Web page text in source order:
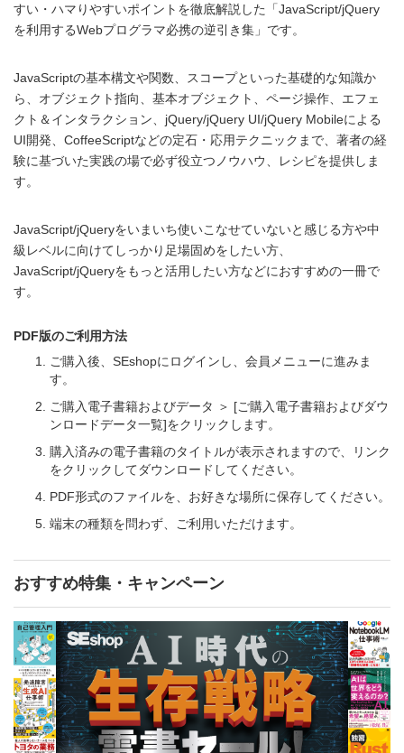
すい・ハマりやすいポイントを徹底解説した「JavaScript/jQuery
を利用するWebプログラマ必携の逆引き集」です。
JavaScriptの基本構文や関数、スコープといった基礎的な知識か
ら、オブジェクト指向、基本オブジェクト、ページ操作、エフェ
クト＆インタラクション、jQuery/jQuery UI/jQuery Mobileによる
UI開発、CoffeeScriptなどの定石・応用テクニックまで、著者の経
験に基づいた実践の場で必ず役立つノウハウ、レシピを提供しま
す。
JavaScript/jQueryをいまいち使いこなせていないと感じる方や中
級レベルに向けてしっかり足場固めをしたい方、
JavaScript/jQueryをもっと活用したい方などにおすすめの一冊で
す。
PDF版のご利用方法
ご購入後、SEshopにログインし、会員メニューに進みま
す。
ご購入電子書籍およびデータ ＞ [ご購入電子書籍およびダウ
ンロードデータ一覧]をクリックします。
購入済みの電子書籍のタイトルが表示されますので、リンク
をクリックしてダウンロードしてください。
PDF形式のファイルを、お好きな場所に保存してください。
端末の種類を問わず、ご利用いただけます。
おすすめ特集・キャンペーン